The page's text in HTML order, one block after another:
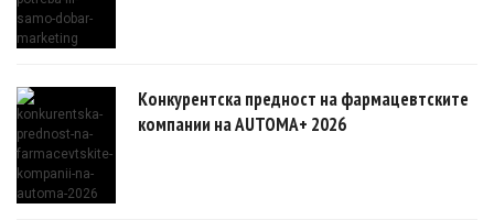
Конкурентска предност на фармацевтските
компании на AUTOMA+ 2026